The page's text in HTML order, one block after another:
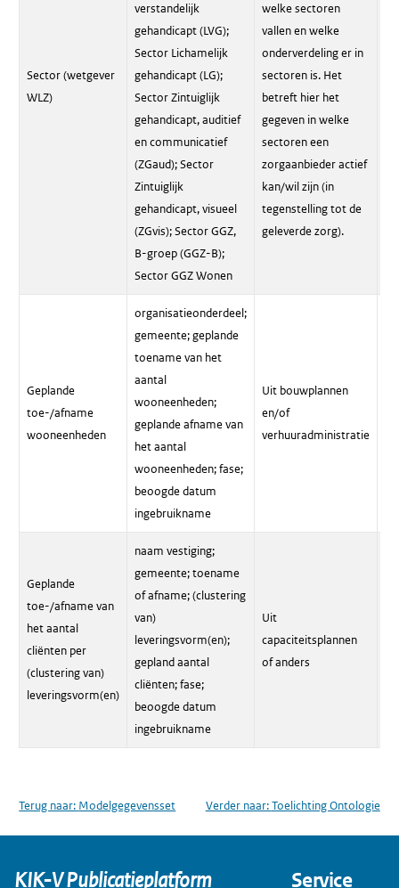
Sector (wetgever
WLZ)
verstandelijk
gehandicapt (LVG);
Sector Lichamelijk
gehandicapt (LG);
Sector Zintuiglijk
gehandicapt, auditief
en communicatief
(ZGaud); Sector
Zintuiglijk
gehandicapt, visueel
(ZGvis); Sector GGZ,
B-groep (GGZ-B);
Sector GGZ Wonen
welke sectoren
vallen en welke
onderverdeling er in
sectoren is. Het
betreft hier het
gegeven in welke
sectoren een
zorgaanbieder actief
kan/wil zijn (in
tegenstelling tot de
geleverde zorg).
Geplande
toe-/afname
wooneenheden
organisatieonderdeel;
gemeente; geplande
toename van het
aantal
wooneenheden;
geplande afname van
het aantal
wooneenheden; fase;
beoogde datum
ingebruikname
Uit bouwplannen
en/of
verhuuradministratie
Geplande
toe-/afname van
het aantal
cliënten per
(clustering van)
leveringsvorm(en)
naam vestiging;
gemeente; toename
of afname; (clustering
van)
leveringsvorm(en);
gepland aantal
cliënten; fase;
beoogde datum
ingebruikname
Uit
capaciteitsplannen
of anders
Terug naar: Modelgegevensset Verder naar:Toelichting Ontologie
KIK-V Publicatieplatform Service